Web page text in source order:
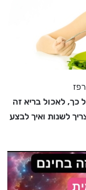
כך, לאכול בריא זה
לשנות ואיך לבצע